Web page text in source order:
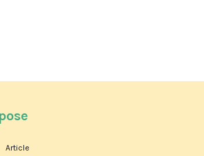
Article